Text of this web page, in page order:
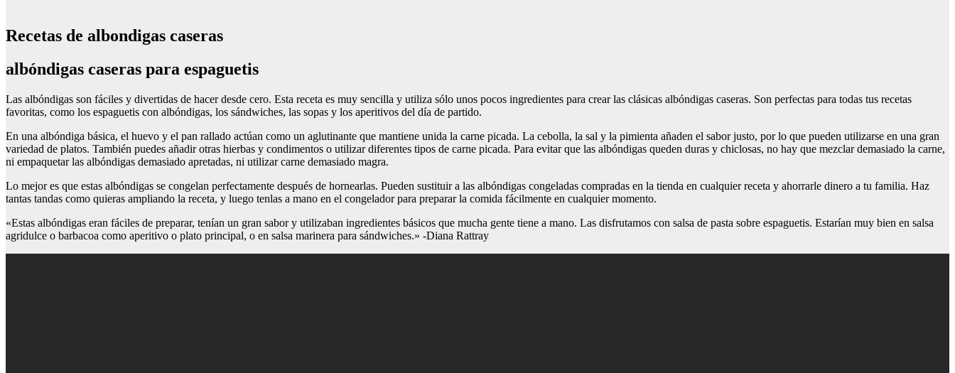
Recetas de albondigas caseras
albóndigas caseras para espaguetis
Las albóndigas son fáciles y divertidas de hacer desde cero. Esta receta es muy sencilla y utiliza sólo unos pocos ingredientes para crear las clásicas albóndigas caseras. Son perfectas para todas tus recetas
favoritas, como los espaguetis con albóndigas, los sándwiches, las sopas y los aperitivos del día de partido.
En una albóndiga básica, el huevo y el pan rallado actúan como un aglutinante que mantiene unida la carne picada. La cebolla, la sal y la pimienta añaden el sabor justo, por lo que pueden utilizarse en una gran
variedad de platos. También puedes añadir otras hierbas y condimentos o utilizar diferentes tipos de carne picada. Para evitar que las albóndigas queden duras y chiclosas, no hay que mezclar demasiado la carne,
ni empaquetar las albóndigas demasiado apretadas, ni utilizar carne demasiado magra.
Lo mejor es que estas albóndigas se congelan perfectamente después de hornearlas. Pueden sustituir a las albóndigas congeladas compradas en la tienda en cualquier receta y ahorrarle dinero a tu familia. Haz
tantas tandas como quieras ampliando la receta, y luego tenlas a mano en el congelador para preparar la comida fácilmente en cualquier momento.
«Estas albóndigas eran fáciles de preparar, tenían un gran sabor y utilizaban ingredientes básicos que mucha gente tiene a mano. Las disfrutamos con salsa de pasta sobre espaguetis. Estarían muy bien en salsa
agridulce o barbacoa como aperitivo o plato principal, o en salsa marinera para sándwiches.» -Diana Rattray